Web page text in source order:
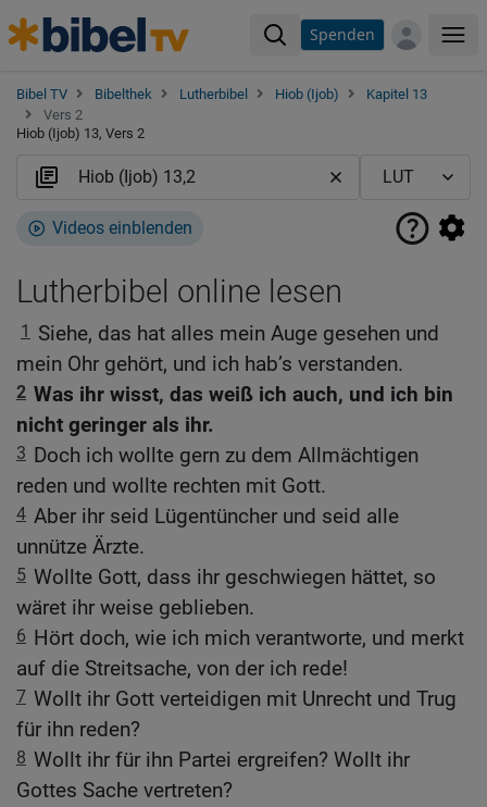
Spenden
Bibel TV Bibelthek Lutherbibel Hiob (Ijob)
Kapitel 13
Vers 2
Hiob (Ijob) 13, Vers 2
Videos einblenden
Lutherbibel online lesen
1 Siehe, das hat alles mein Auge gesehen und
mein Ohr gehört, und ich hab’s verstanden.
2 Was ihr wisst, das weiß ich auch, und ich bin
nicht geringer als ihr.
3 Doch ich wollte gern zu dem Allmächtigen
reden und wollte rechten mit Gott.
4 Aber ihr seid Lügentüncher und seid alle
unnütze Ärzte.
5 Wollte Gott, dass ihr geschwiegen hättet, so
wäret ihr weise geblieben.
6 Hört doch, wie ich mich verantworte, und merkt
auf die Streitsache, von der ich rede!
7 Wollt ihr Gott verteidigen mit Unrecht und Trug
für ihn reden?
8 Wollt ihr für ihn Partei ergreifen? Wollt ihr
Gottes Sache vertreten?